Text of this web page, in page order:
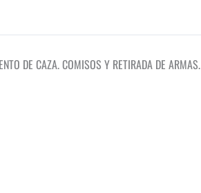
DE CAZA. COMISOS Y RETIRADA DE ARMAS.